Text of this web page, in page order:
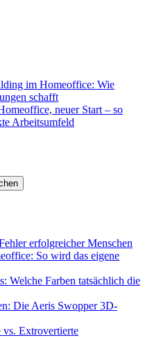
im Homeoffice: Wie
schafft
neuer Start – so
Arbeitsumfeld
erfolgreicher Menschen
So wird das eigene
Welche Farben tatsächlich die
Die Aeris Swopper 3D-
Extrovertierte